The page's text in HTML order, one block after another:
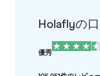
Holaflyの
優秀